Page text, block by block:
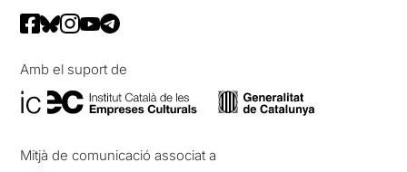
Amb el suport de
Mitjà de comunicació associat a